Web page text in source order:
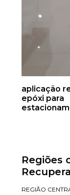
aplicação
epóxi para
Regiões
REGIÃO